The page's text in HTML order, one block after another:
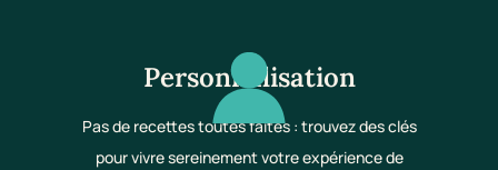
Personnalisation
Pas de recettes toutes faites : trouvez des clés
pour vivre sereinement votre expérience de